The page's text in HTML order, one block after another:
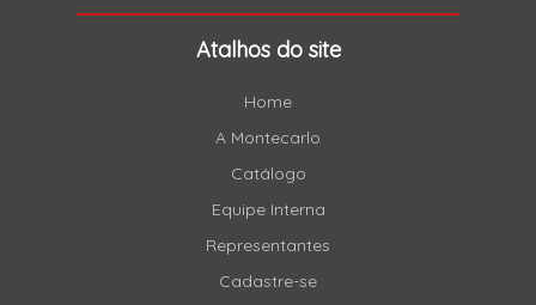
Atalhos do site
Home
A Montecarlo
Catálogo
Equipe Interna
Representantes
Cadastre-se